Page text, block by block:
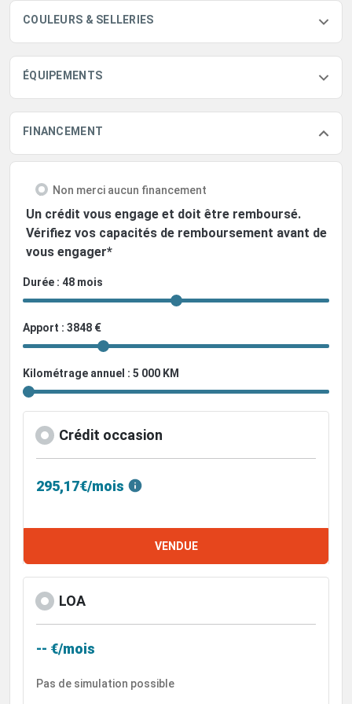
COULEURS & SELLERIES
ÉQUIPEMENTS
FINANCEMENT
Non merci aucun financement
Un crédit vous engage et doit être remboursé.
Vérifiez vos capacités de remboursement avant de
vous engager*
Durée : 48 mois
Apport : 3848 €
Kilométrage annuel : 5 000 KM
Crédit occasion
295,17€/mois
VENDUE
LOA
-- €/mois
Pas de simulation possible